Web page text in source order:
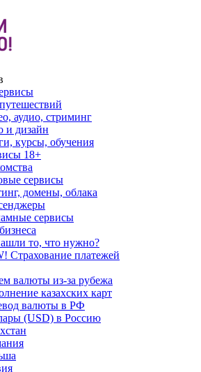
аудио, стриминг
и дизайн
курсы, обучения
18+
сервисы
домены, облака
сервисы
то, что нужно?
Страхование платежей
валюты из-за рубежа
казахских карт
валюты в РФ
(USD) в Россию